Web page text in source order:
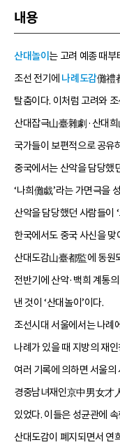
내용
산대놀이 는 고려 예종 때부
조선 전기에 나례도감儺禮
탈춤이다. 이처럼 고려와
산대잡극山臺雜劇·산대
국가들이 보편적으로 공유
중국에서는 산악을 담당했
‘나희儺戱’라는 가면극을
산악을 담당했던 사람들이
한국에서도 중국 사신을
산대도감山臺都監에 동원
전반기에 산악·백희 계통
낸 것이 ‘산대놀이’이다.
조선시대 서울에서는 나례
나례가 있을 때 지방의 재
여러 기록에 의하면 서울
경중남녀재인京中男女才
있었다. 이들은 성균관에
산대도감이 폐지되면서 연